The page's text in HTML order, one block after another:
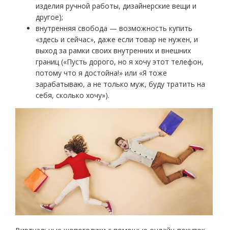
изделия ручной работы, дизайнерские вещи и
другое);
внутренняя свобода — возможность купить
«здесь и сейчас», даже если товар не нужен, и
выход за рамки своих внутренних и внешних
границ («Пусть дорого, но я хочу этот телефон,
потому что я достойна!» или «Я тоже
зарабатываю, а не только муж, буду тратить на
себя, сколько хочу»).